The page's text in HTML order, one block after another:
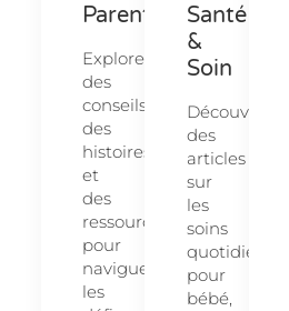
Parentalité
Explorez
des
conseils,
des
histoires
et
des
ressources
pour
naviguer
les
Santé
&
Soin
Découvrez
des
articles
sur
les
soins
quotidiens
pour
bébé,